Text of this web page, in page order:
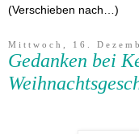
Mittwoch, 16.
Gedanken bei